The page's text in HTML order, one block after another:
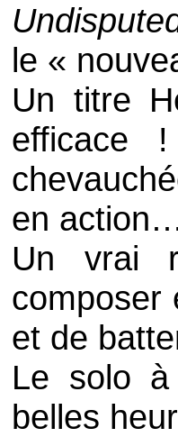
le «
Un titre
efficace
en
Un vrai
composer
et de
Le solo à
belles